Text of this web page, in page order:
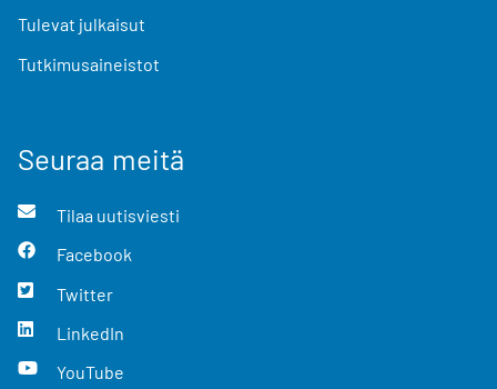
Tulevat julkaisut
Tutkimusaineistot
Seuraa meitä
Tilaa uutisviesti
Facebook
Twitter
LinkedIn
YouTube